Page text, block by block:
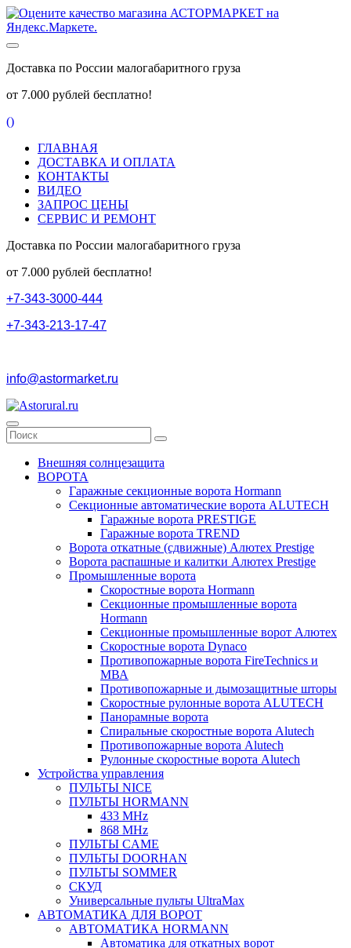
Доставка по России малогабаритного груза
от 7.000 рублей бесплатно!
()
ГЛАВНАЯ
ДОСТАВКА И ОПЛАТА
КОНТАКТЫ
ВИДЕО
ЗАПРОС ЦЕНЫ
СЕРВИС И РЕМОНТ
Доставка по России малогабаритного груза
от 7.000 рублей бесплатно!
+7-343-3000-444
+7-343-213-17-47
info@astormarket.ru
Внешняя солнцезащита
ВОРОТА
Гаражные секционные ворота Hormann
Секционные автоматические ворота ALUTECH
Гаражные ворота PRESTIGE
Гаражные ворота TREND
Ворота откатные (сдвижные) Алютех Prestige
Ворота распашные и калитки Алютех Prestige
Промышленные ворота
Скоростные ворота Hormann
Секционные промышленные ворота
Hormann
Секционные промышленные ворот Алютех
Скоростные ворота Dynaco
Противопожарные ворота FireTechnics и
МВА
Противопожарные и дымозащитные шторы
Скоростные рулонные ворота ALUTECH
Панорамные ворота
Спиральные скоростные ворота Alutech
Противопожарные ворота Alutech
Рулонные скоростные ворота Alutech
Устройства управления
ПУЛЬТЫ NICE
ПУЛЬТЫ HORMANN
433 MHz
868 MHz
ПУЛЬТЫ CAME
ПУЛЬТЫ DOORHAN
ПУЛЬТЫ SOMMER
СКУД
Универсальные пульты UltraMax
АВТОМАТИКА ДЛЯ ВОРОТ
АВТОМАТИКА HORMANN
Автоматика для откатных ворот